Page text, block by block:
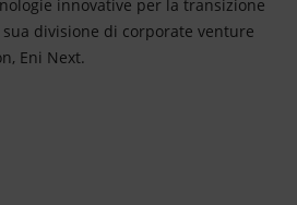
innovative per la transizione
divisione di corporate venture
Eni Next.